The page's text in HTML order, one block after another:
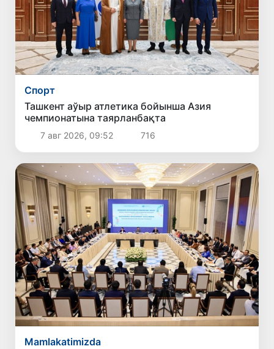
Спорт
Ташкент аўыр атлетика бойынша Азия
чемпионатына таярланбақта
7 авг 2026, 09:52 716
Mamlakatimizda